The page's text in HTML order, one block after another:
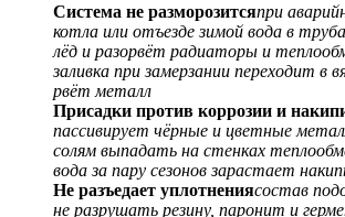
Система не разморозитсяпри
котла или отъезде зимой вода в
лёд и разорвёт радиаторы и
заливка при замерзании переходит в
рвёт металл
Присадки против коррозии и
пассивирует чёрные и цветные
солям выпадать на стенках
вода за пару сезонов зарастает
Не разъедает уплотнениясостав
не разрушать резину, паронит и